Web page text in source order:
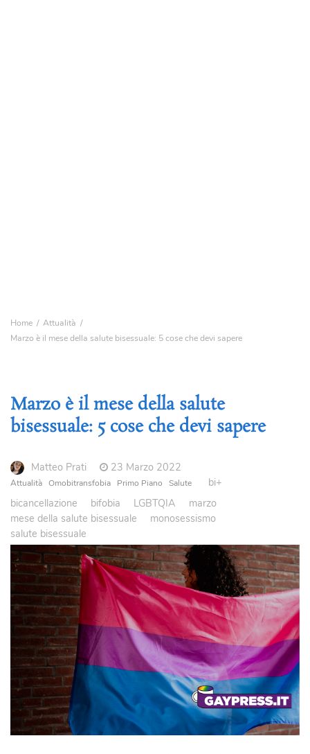
Home
Attualità
Marzo è il mese della salute bisessuale: 5 cose che devi sapere
Marzo è il mese della salute
bisessuale: 5 cose che devi sapere
Matteo Prati 23 Marzo 2022
Attualità Omobitransfobia Primo Piano Salute
bi+
bicancellazione
bifobia LGBTQIA
marzo
mese della salute bisessuale
monosessismo
salute bisessuale